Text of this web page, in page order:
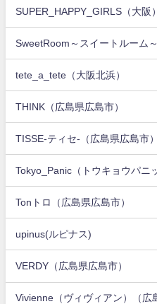
SUPER_HAPPY_GIRLS（大阪）
SweetRoom～スイートルーム
tete_a_tete（大阪北浜）
THINK（広島県広島市）
TISSE-ティセ-（広島県広島市）
Tokyo_Panic（トウキョウパニ
Tonトロ（広島県広島市）
upinus(ルピナス)
VERDY（広島県広島市）
Vivienne（ヴィヴィアン）（広